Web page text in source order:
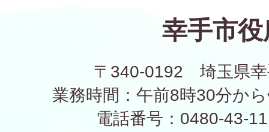
幸手市役
〒340-0192 埼玉県幸
業務時間：午前8時30分か
電話番号：0480-43-